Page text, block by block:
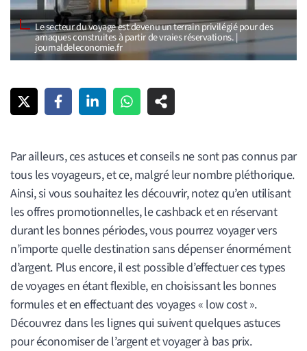
Le secteur du voyage est devenu un terrain privilégié pour des
arnaques construites à partir de vraies réservations. |
journaldeleconomie.fr
Par ailleurs, ces astuces et conseils ne sont pas connus par
tous les voyageurs, et ce, malgré leur nombre pléthorique.
Ainsi, si vous souhaitez les découvrir, notez qu’en utilisant
les offres promotionnelles, le cashback et en réservant
durant les bonnes périodes, vous pourrez voyager vers
n’importe quelle destination sans dépenser énormément
d’argent. Plus encore, il est possible d’effectuer ces types
de voyages en étant flexible, en choisissant les bonnes
formules et en effectuant des voyages « low cost ».
Découvrez dans les lignes qui suivent quelques astuces
pour économiser de l’argent et voyager à bas prix.